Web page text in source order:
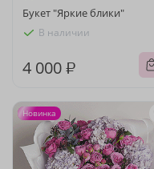
Букет "Яркие блики"
В наличии
4 000 ₽
Новинка